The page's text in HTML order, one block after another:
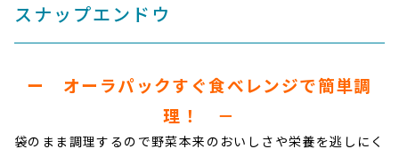
スナップエンドウ
ー オーラパックすぐ食べレンジで簡単調
理！ －
袋のまま調理するので野菜本来のおいしさや栄養を逃しにく